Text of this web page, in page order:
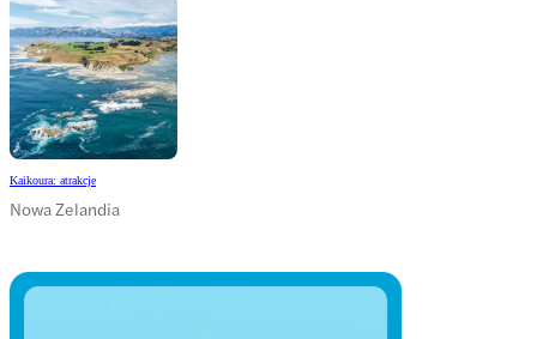
Kaikoura: atrakcje
Nowa Zelandia